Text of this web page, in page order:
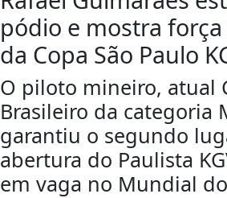
pódio e mostra
da Copa São Paulo
O piloto mineiro, atual
Brasileiro da categoria
garantiu o segundo
abertura do Paulista
em vaga no Mundial